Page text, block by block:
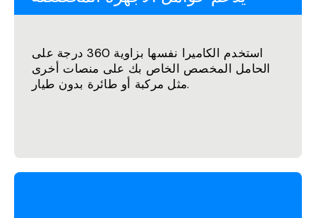
استخدم الكاميرا نفسها بزاوية 360 درجة على
الحامل المخصص الخاص بك على منصات أخرى
مثل مركبة أو طائرة بدون طيار.